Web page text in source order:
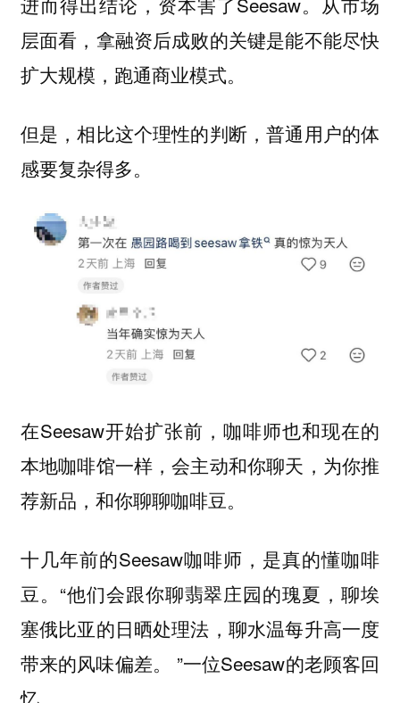
层面看，拿融资后成败的关键是能不能尽快
扩大规模，跑通商业模式。
但是，相比这个理性的判断，普通用户的体
感要复杂得多。
在Seesaw开始扩张前，咖啡师也和现在的
本地咖啡馆一样，会主动和你聊天，为你推
荐新品，和你聊聊咖啡豆。
十几年前的Seesaw咖啡师，是真的懂咖啡
豆。“他们会跟你聊翡翠庄园的瑰夏，聊埃
塞俄比亚的日晒处理法，聊水温每升高一度
带来的风味偏差。 ”一位Seesaw的老顾客回